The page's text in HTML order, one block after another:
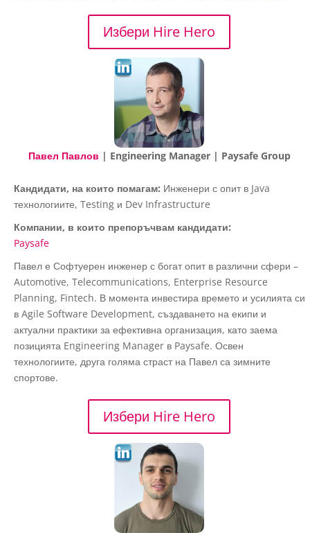
Избери Hire Hero
Павел Павлов | Engineering Manager | Paysafe Group
Кандидати, на които помагам: Инженери с опит в Java
технологиите, Testing и Dev Infrastructure
Компании, в които препоръчвам кандидати:
Paysafe
Павел е Софтуерен инженер с богат опит в различни сфери –
Automotive, Telecommunications, Enterprise Resource
Planning, Fintech. В момента инвестира времето и усилията си
в Agile Software Development, създаването на екипи и
актуални практики за ефективна организация, като заема
позицията Engineering Manager в Paysafe. Освен
технологиите, друга голяма страст на Павел са зимните
спортове.
Избери Hire Hero